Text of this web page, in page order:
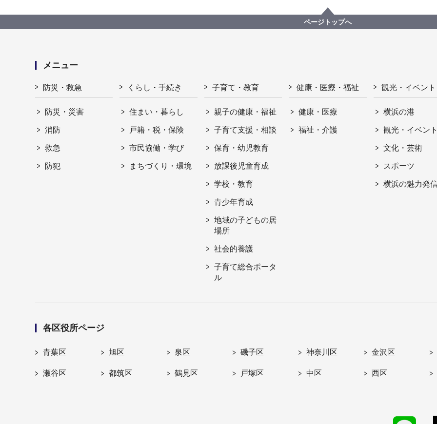
ページトップへ
メニュー
防災・救急
防災・災害
消防
救急
防犯
くらし・手続き
住まい・暮らし
戸籍・税・保険
市民協働・学び
まちづくり・環境
子育て・教育
親子の健康・福祉
子育て支援・相談
保育・幼児教育
放課後児童育成
学校・教育
青少年育成
地域の子どもの居
場所
社会的養護
子育て総合ポータ
ル
健康・医療・福祉
健康・医療
福祉・介護
観光・イベント
横浜の港
観光・イベン
文化・芸術
スポーツ
横浜の魅力発
各区役所ページ
青葉区 旭区 泉区 磯子区 神奈川区 金沢区
瀬谷区 都筑区 鶴見区 戸塚区 中区 西区